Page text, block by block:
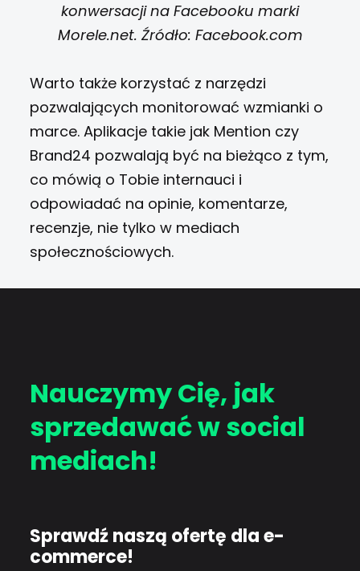
konwersacji na Facebooku marki
Morele.net. Źródło: Facebook.com
Warto także korzystać z narzędzi
pozwalających monitorować wzmianki o
marce. Aplikacje takie jak Mention czy
Brand24 pozwalają być na bieżąco z tym,
co mówią o Tobie internauci i
odpowiadać na opinie, komentarze,
recenzje, nie tylko w mediach
społecznościowych.
Nauczymy Cię, jak
sprzedawać w social
mediach!
Sprawdź naszą ofertę dla e-
commerce!